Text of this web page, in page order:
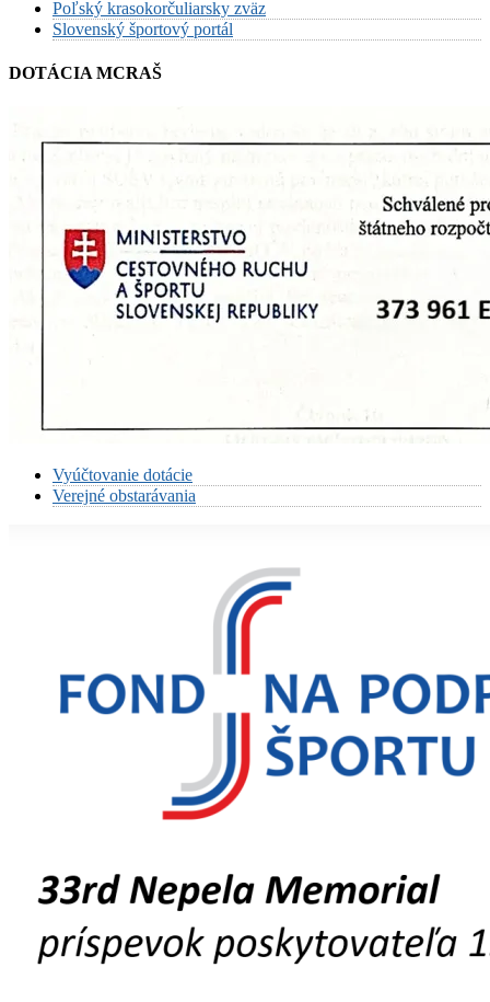
Poľský krasokorčuliarsky zväz
Slovenský športový portál
DOTÁCIA MCRAŠ
Vyúčtovanie dotácie
Verejné obstarávania